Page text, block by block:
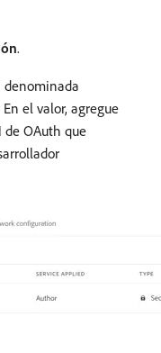
.
denominada
En el valor, agregue
de OAuth que